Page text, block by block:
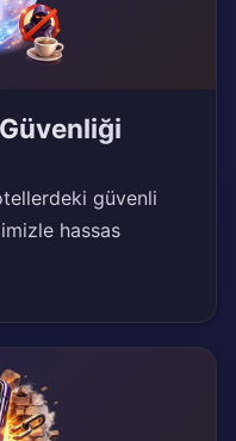
güvenli
hassas